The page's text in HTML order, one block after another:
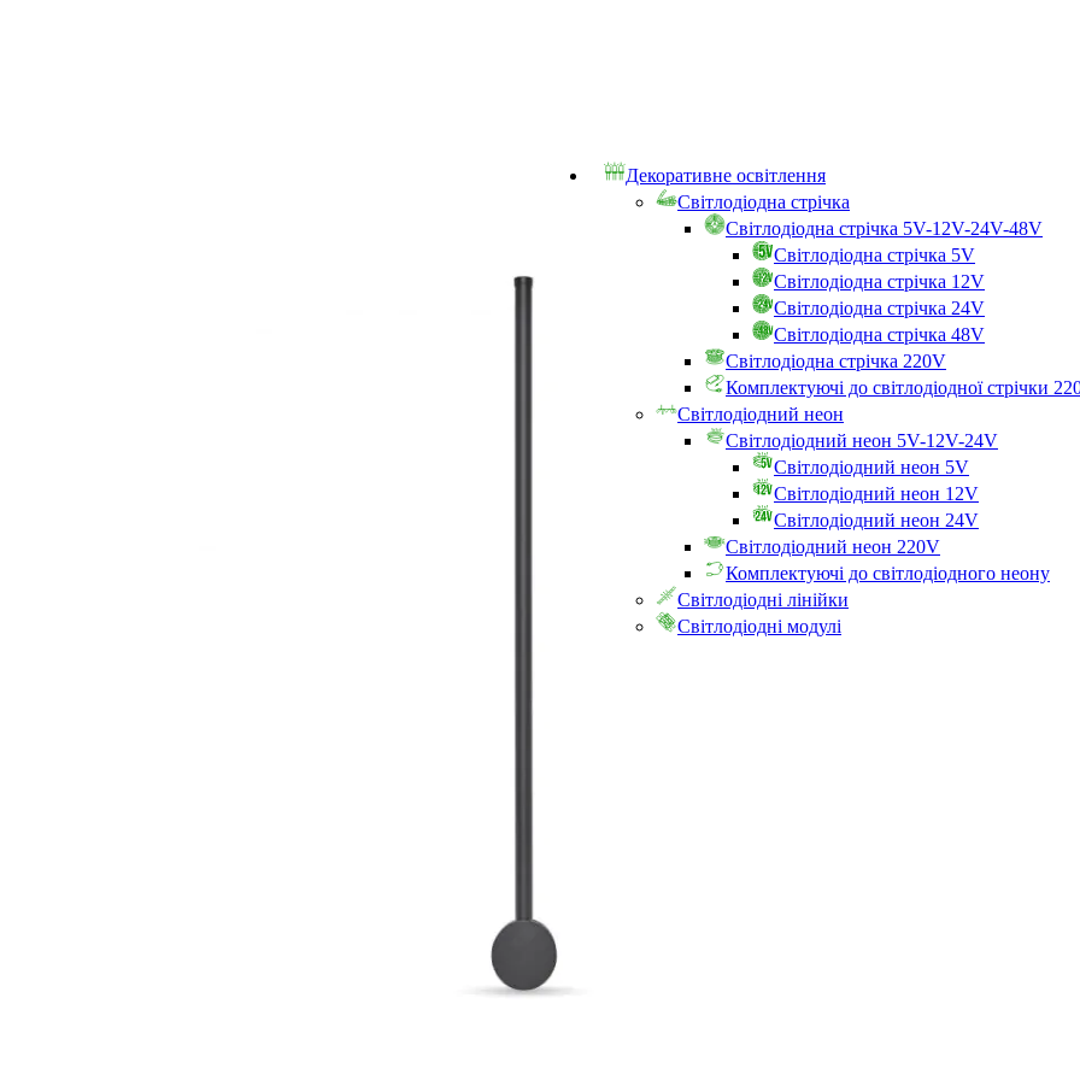
Декоративне освітлення
Світлодіодна стрічка
Світлодіодна стрічка 5V-12V-24V-48V
Світлодіодна стрічка 5V
Світлодіодна стрічка 12V
Світлодіодна стрічка 24V
Світлодіодна стрічка 48V
Світлодіодна стрічка 220V
Комплектуючі до світлодіодної стрічки
Світлодіодний неон
Світлодіодний неон 5V-12V-24V
Світлодіодний неон 5V
Світлодіодний неон 12V
Світлодіодний неон 24V
Світлодіодний неон 220V
Комплектуючі до світлодіодного неону
Світлодіодні лінійки
Світлодіодні модулі